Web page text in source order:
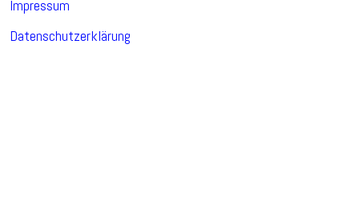
Impressum
Datenschutzerklärung